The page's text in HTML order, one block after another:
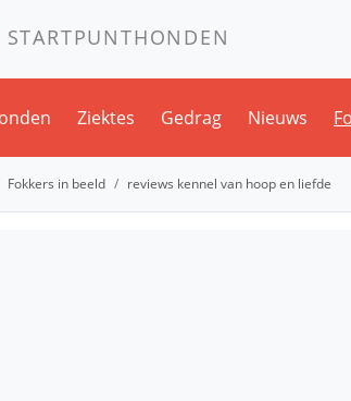
STARTPUNTHONDEN
Ziektes Gedrag Nieuws
Fokkers in beeld reviews kennel van hoop en liefde